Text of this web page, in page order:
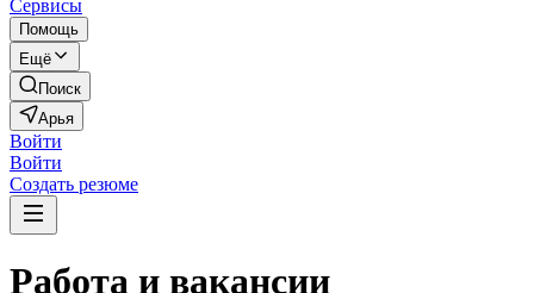
Сервисы
Помощь
Ещё
Поиск
Арья
Войти
Войти
Создать резюме
Работа и вакансии